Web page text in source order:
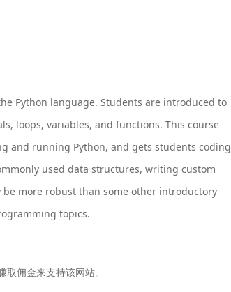
Python language. Students are introduced to
loops, variables, and functions. This course
and running Python, and gets students coding
used data structures, writing custom
more robust than some other introductory
topics.
佣金来支持该网站。